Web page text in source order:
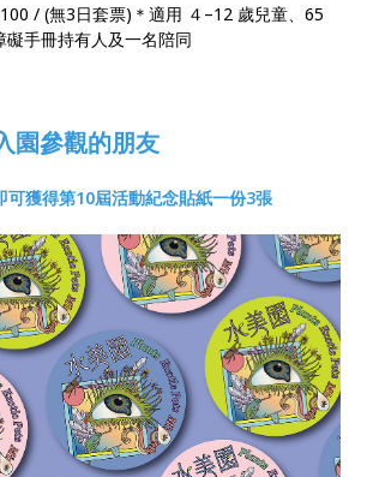
/ (無3日套票)＊適用 ４–12 歲兒童、65
礙手冊持有人及一名陪同
園參觀的朋友
獲得第10屆活動紀念貼紙一份3張